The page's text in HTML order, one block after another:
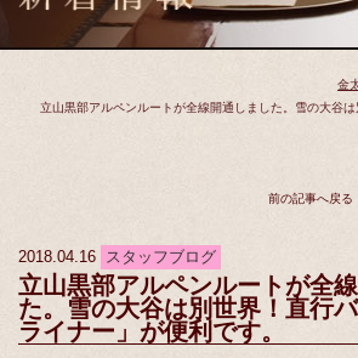
金
立山黒部アルペンルートが全線開通しました。雪の大谷
前の記事へ戻る
2018.04.16 スタッフブログ
立山黒部アルペンルートが全
た。雪の大谷は別世界！直行
ライナー」が便利です。